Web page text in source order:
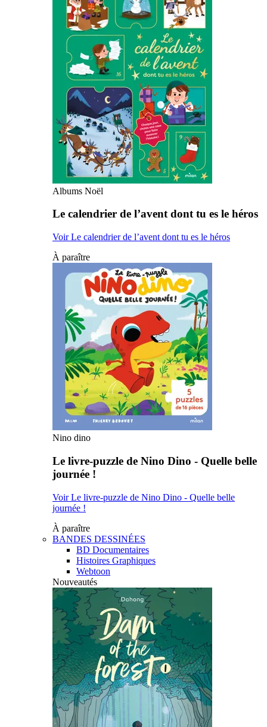
Albums Noël
Le calendrier de l’avent dont tu es le héros
Voir Le calendrier de l’avent dont tu es le héros
À paraître
Nino dino
Le livre-puzzle de Nino Dino - Quelle belle
journée !
Voir Le livre-puzzle de Nino Dino - Quelle belle
journée !
À paraître
BANDES DESSINÉES
BD Documentaires
Histoires Graphiques
Webtoon
Nouveautés